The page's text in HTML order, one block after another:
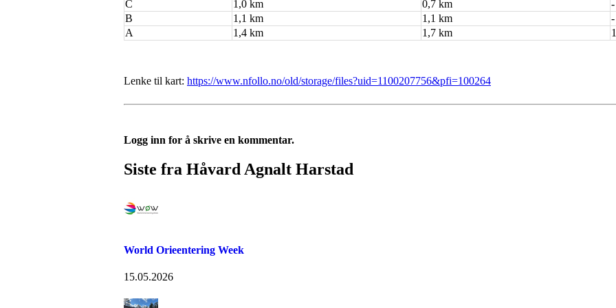
C
1,0 km 0,7 km
-
B
1,1 km 1,1 km
-
A
1,4 km 1,7 km
Lenke til kart: https://www.nfollo.no/old/storage/files?uid=1100207756&pfi=100264
Logg inn for å skrive en kommentar.
Siste fra Håvard Agnalt Harstad
World Orieentering Week
15.05.2026